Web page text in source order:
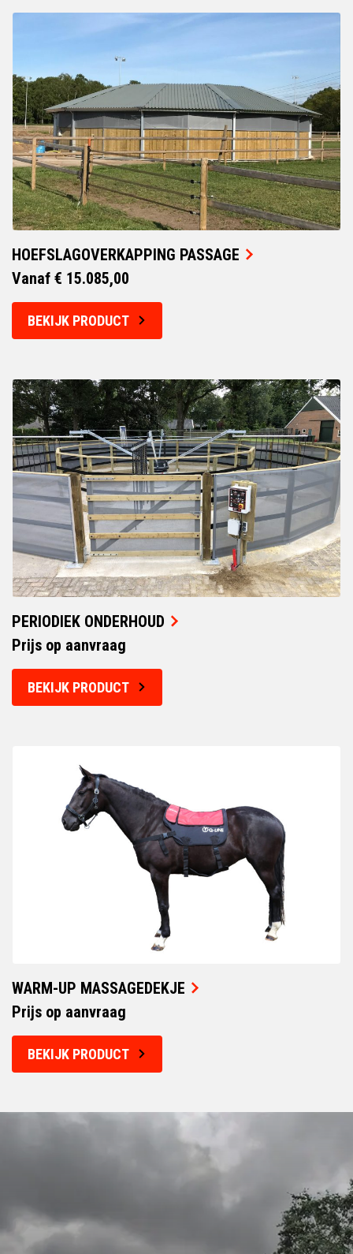
HOEFSLAGOVERKAPPING PASSAGE
Vanaf € 15.085,00
BEKIJK PRODUCT
PERIODIEK ONDERHOUD
Prijs op aanvraag
BEKIJK PRODUCT
WARM-UP MASSAGEDEKJE
Prijs op aanvraag
BEKIJK PRODUCT